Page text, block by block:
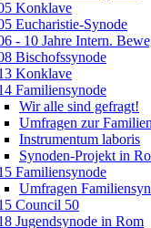
Konklave
Eucharistie-Synode
- 10 Jahre Intern.
Bischofssynode
Konklave
Familiensynode
Wir alle sind gefragt!
Umfragen zur
Instrumentum laboris
Synoden-Projekt in
Familiensynode
Umfragen
Council 50
Jugendsynode in Rom